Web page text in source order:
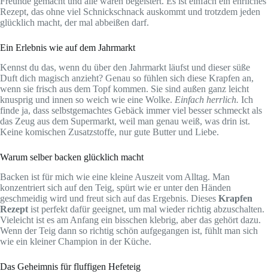
Rezept, das ohne viel Schnickschnack auskommt und trotzdem jeden
glücklich macht, der mal abbeißen darf.
Ein Erlebnis wie auf dem Jahrmarkt
Kennst du das, wenn du über den Jahrmarkt läufst und dieser süße
Duft dich magisch anzieht? Genau so fühlen sich diese Krapfen an,
wenn sie frisch aus dem Topf kommen. Sie sind außen ganz leicht
knusprig und innen so weich wie eine Wolke. Einfach herrlich. Ich
finde ja, dass selbstgemachtes Gebäck immer viel besser schmeckt als
das Zeug aus dem Supermarkt, weil man genau weiß, was drin ist.
Keine komischen Zusatzstoffe, nur gute Butter und Liebe.
Warum selber backen glücklich macht
Backen ist für mich wie eine kleine Auszeit vom Alltag. Man
konzentriert sich auf den Teig, spürt wie er unter den Händen
geschmeidig wird und freut sich auf das Ergebnis. Dieses Krapfen
Rezept ist perfekt dafür geeignet, um mal wieder richtig abzuschalten.
Vieleicht ist es am Anfang ein bisschen klebrig, aber das gehört dazu.
Wenn der Teig dann so richtig schön aufgegangen ist, fühlt man sich
wie ein kleiner Champion in der Küche.
Das Geheimnis für fluffigen Hefeteig